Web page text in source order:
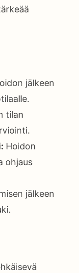
jälkeen
tilan
Hoidon
ohjaus
jälkeen